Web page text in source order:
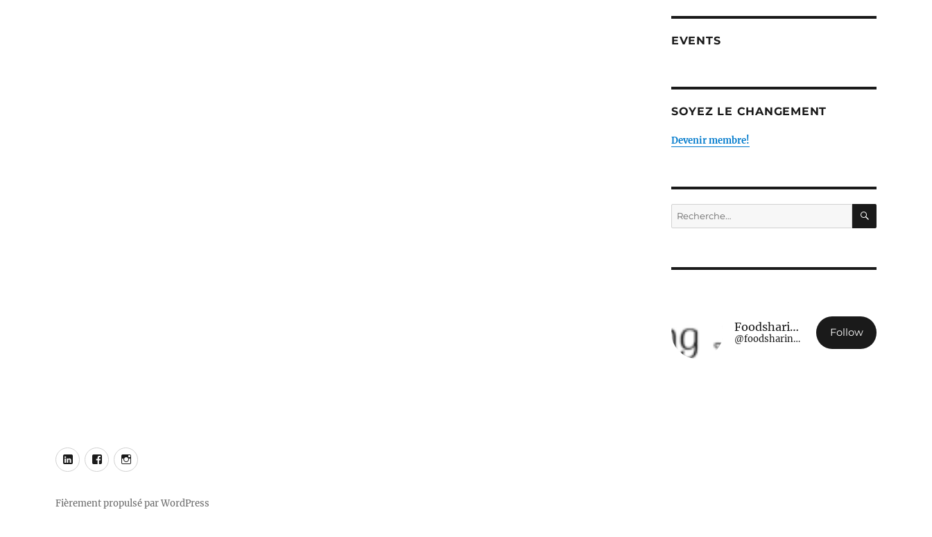
EVENTS
SOYEZ LE CHANGEMENT
Devenir membre!
Recherche
pour :
Foodsharing Luxembourg
@foodsharing.lu@www.foodsharing.lu
Follow
Notre
LinkedIn
Notre
Facebook
Notre
Fièrement propulsé par WordPress